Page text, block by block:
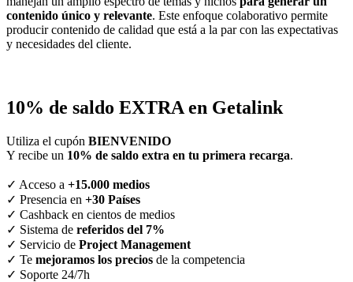
contenido único y relevante. Este enfoque colaborativo permite
producir contenido de calidad que está a la par con las expectativas
y necesidades del cliente.
10% de saldo EXTRA en Getalink
Utiliza el cupón BIENVENIDO
Y recibe un 10% de saldo extra en tu primera recarga.
✓ Acceso a +15.000 medios
✓ Presencia en +30 Países
✓ Cashback en cientos de medios
✓ Sistema de referidos del 7%
✓ Servicio de Project Management
✓ Te mejoramos los precios de la competencia
✓ Soporte 24/7h